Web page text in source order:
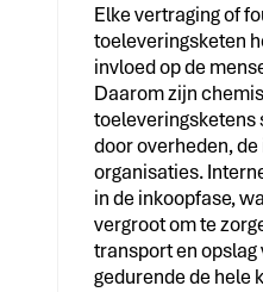
Elke vertraging of
toeleveringsketen
invloed op de
Daarom zijn
toeleveringsketens
door overheden,
organisaties.
in de inkoopfase,
vergroot om te
transport en
gedurende de hele